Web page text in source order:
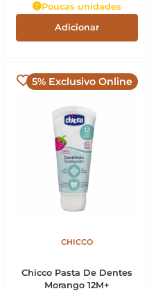
Poucas unidades
Adicionar
5% Exclusivo Online
CHICCO
Chicco Pasta De Dentes
Morango 12M+